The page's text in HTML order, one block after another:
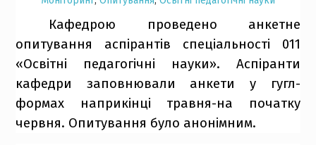
Кафедрою проведено анкетне
опитування аспірантів спеціальності 011
«Освітні педагогічні науки». Аспіранти
кафедри заповнювали анкети у гугл-
формах наприкінці травня-на початку
червня. Опитування було анонімним.